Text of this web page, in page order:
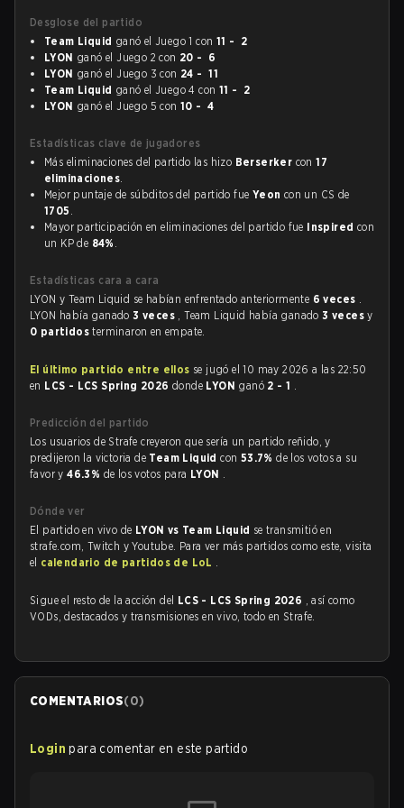
Desglose del partido
Team Liquid ganó el Juego 1 con 11 - 2
LYON ganó el Juego 2 con 20 - 6
LYON ganó el Juego 3 con 24 - 11
Team Liquid ganó el Juego 4 con 11 - 2
LYON ganó el Juego 5 con10 - 4
Estadísticas clave de jugadores
Más eliminaciones del partido las hizo Berserker con17
eliminaciones.
Mejor puntaje de súbditos del partido fue Yeon con un CS de
1705 .
Mayor participación en eliminaciones del partido fue Inspired con
un KP de 84% .
Estadísticas cara a cara
LYON y Team Liquid se habían enfrentado anteriormente 6 veces .
LYON había ganado3 veces , Team Liquid había ganado3 vecesy
0 partidosterminaron en empate.
El último partido entre ellos se jugó el 10 may 2026 a las 22:50
en LCS - LCS Spring 2026donde LYON ganó 2 - 1 .
Predicción del partido
Los usuarios de Strafe creyeron que sería un partido reñido, y
predijeron la victoria de Team Liquidcon 53.7%de los votos a su
favor y46.3% de los votos para LYON .
Dónde ver
El partido en vivo de LYON vs Team Liquid se transmitió en
strafe.com, Twitch y Youtube. Para ver más partidos como este, visita
el calendario de partidos de LoL .
Sigue el resto de la acción del LCS - LCS Spring 2026 , así como
VODs, destacados y transmisiones en vivo, todo en Strafe.
COMENTARIOS(0)
Login para comentar en este partido